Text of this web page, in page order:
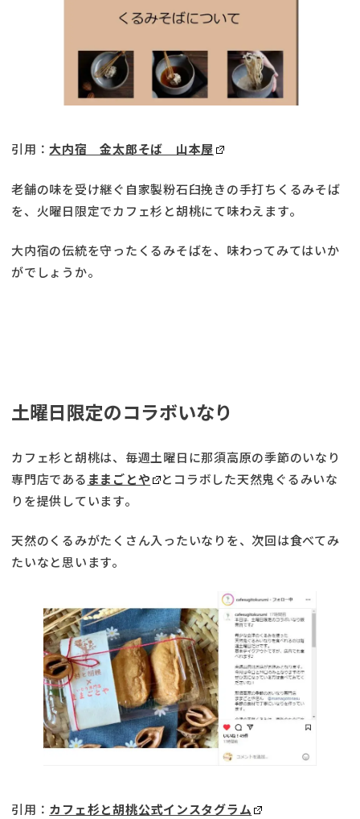
引用：大内宿 金太郎そば 山本屋
老舗の味を受け継ぐ自家製粉石臼挽きの手打ちくるみそば
を、火曜日限定でカフェ杉と胡桃にて味わえます。
大内宿の伝統を守ったくるみそばを、味わってみてはいか
がでしょうか。
土曜日限定のコラボいなり
カフェ杉と胡桃は、毎週土曜日に那須高原の季節のいなり
専門店である ままごとや
とコラボした天然鬼ぐるみいな
りを提供しています。
天然のくるみがたくさん入ったいなりを、次回は食べてみ
たいなと思います。
引用： カフェ杉と胡桃公式インスタグラム